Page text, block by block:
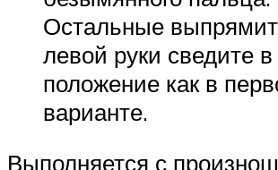
Остальные
левой руки сведите
положение как в
варианте.
Выполняется с